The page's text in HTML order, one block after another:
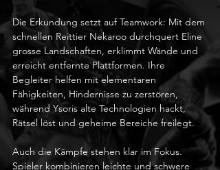
Die Erkundung setzt auf Teamwork: Mit dem
schnellen Reittier Nekaroo durchquert Eline
grosse Landschaften, erklimmt Wände und
erreicht entfernte Plattformen. Ihre
Begleiter helfen mit elementaren
Fähigkeiten, Hindernisse zu zerstören,
während Ysoris alte Technologien hackt,
Rätsel löst und geheime Bereiche freilegt.
Auch die Kämpfe stehen klar im Fokus.
Spieler kombinieren leichte und schwere